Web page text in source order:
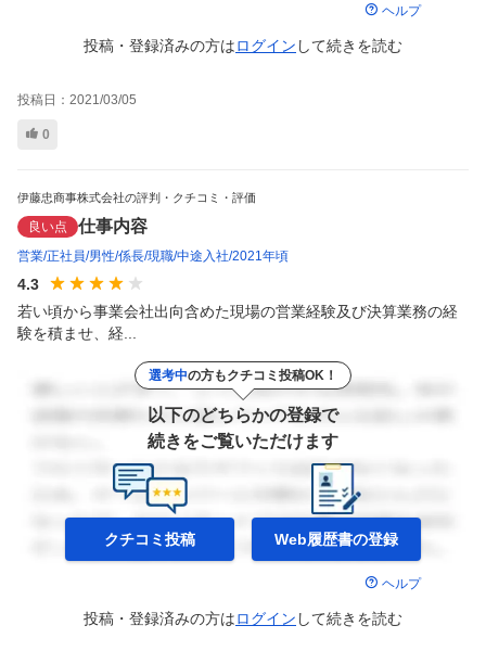
ヘルプ
投稿・登録済みの方はログイン して続きを読む
投稿日： 2021/03/05
0
伊藤忠商事株式会社の評判・クチコミ・評価
良い点 仕事内容
営業 正社員 男性 係長 現職 中途入社 2021年頃
4.3
若い頃から事業会社出向含めた現場の営業経験及び決算業務の経
験を積ませ、経...
選考中の方もクチコミ投稿OK！
以下のどちらかの登録で
続きをご覧いただけます
クチコミ投稿 Web履歴書の登録
ヘルプ
投稿・登録済みの方はログイン して続きを読む